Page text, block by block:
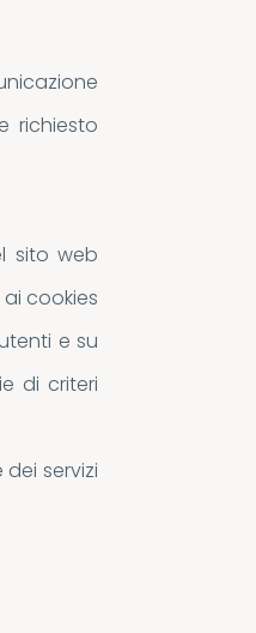
richiesto
sito web
cookies
e su
di criteri
servizi